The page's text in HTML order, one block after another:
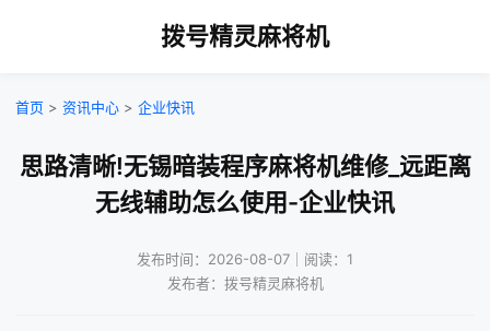
拨号精灵麻将机
首页 > 资讯中心 > 企业快讯
思路清晰!无锡暗装程序麻将机维修_远距离
无线辅助怎么使用-企业快讯
发布时间：2026-08-07｜阅读：1
发布者：拨号精灵麻将机